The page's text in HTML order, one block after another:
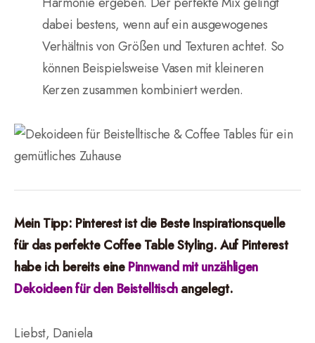
dabei bestens, wenn auf ein ausgewogenes
Verhältnis von Größen und Texturen achtet. So
können Beispielsweise Vasen mit kleineren
Kerzen zusammen kombiniert werden.
Mein Tipp: Pinterest ist die Beste Inspirationsquelle
für das perfekte Coffee Table Styling. Auf Pinterest
habe ich bereits einePinnwand mit unzähligen
Dekoideen für den Beistelltischangelegt.
Liebst, Daniela